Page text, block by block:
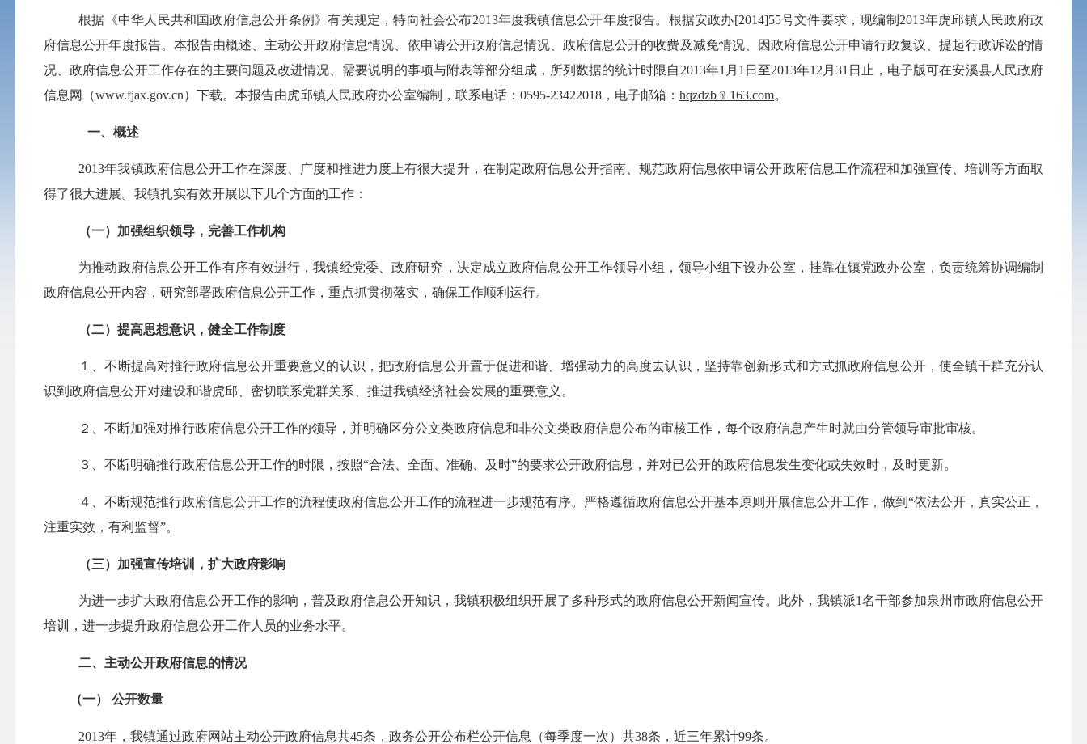
根据《中华人民共和国政府信息公开条例》有关规定，特向社会公布2013年度我镇信息公开年度报告。根据安政办[2014]55号文件要求，现编制2013年虎邱镇人民政府政
府信息公开年度报告。本报告由概述、主动公开政府信息情况、依申请公开政府信息情况、政府信息公开的收费及减免情况、因政府信息公开申请行政复议、提起行政诉讼的情
况、政府信息公开工作存在的主要问题及改进情况、需要说明的事项与附表等部分组成，所列数据的统计时限自2013年1月1日至2013年12月31日止，电子版可在安溪县人民政府
信息网（www.fjax.gov.cn）下载。本报告由虎邱镇人民政府办公室编制，联系电话：0595-23422018，电子邮箱：hqzdzb ﹫ 163.com。
一、概述
2013年我镇政府信息公开工作在深度、广度和推进力度上有很大提升，在制定政府信息公开指南、规范政府信息依申请公开政府信息工作流程和加强宣传、培训等方面取
得了很大进展。我镇扎实有效开展以下几个方面的工作：
（一）加强组织领导，完善工作机构
为推动政府信息公开工作有序有效进行，我镇经党委、政府研究，决定成立政府信息公开工作领导小组，领导小组下设办公室，挂靠在镇党政办公室，负责统筹协调编制
政府信息公开内容，研究部署政府信息公开工作，重点抓贯彻落实，确保工作顺利运行。
（二）提高思想意识，健全工作制度
１、不断提高对推行政府信息公开重要意义的认识，把政府信息公开置于促进和谐、增强动力的高度去认识，坚持靠创新形式和方式抓政府信息公开，使全镇干群充分认
识到政府信息公开对建设和谐虎邱、密切联系党群关系、推进我镇经济社会发展的重要意义。
２、不断加强对推行政府信息公开工作的领导，并明确区分公文类政府信息和非公文类政府信息公布的审核工作，每个政府信息产生时就由分管领导审批审核。
３、不断明确推行政府信息公开工作的时限，按照“合法、全面、准确、及时”的要求公开政府信息，并对已公开的政府信息发生变化或失效时，及时更新。
４、不断规范推行政府信息公开工作的流程使政府信息公开工作的流程进一步规范有序。严格遵循政府信息公开基本原则开展信息公开工作，做到“依法公开，真实公正，
注重实效，有利监督”。
（三）加强宣传培训，扩大政府影响
为进一步扩大政府信息公开工作的影响，普及政府信息公开知识，我镇积极组织开展了多种形式的政府信息公开新闻宣传。此外，我镇派1名干部参加泉州市政府信息公开
培训，进一步提升政府信息公开工作人员的业务水平。
二、主动公开政府信息的情况
（一） 公开数量
2013年，我镇通过政府网站主动公开政府信息共45条，政务公开公布栏公开信息（每季度一次）共38条，近三年累计99条。